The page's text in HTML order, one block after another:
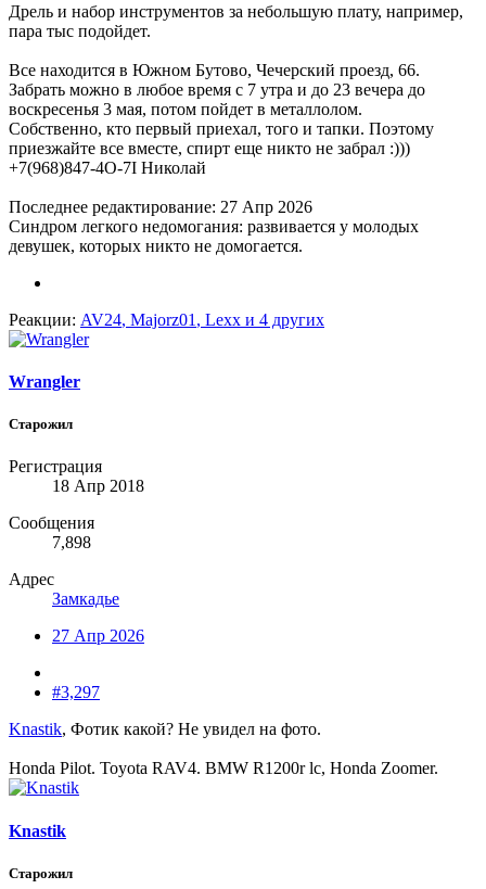
Дрель и набор инструментов за небольшую плату, например,
пара тыс подойдет.
Все находится в Южном Бутово, Чечерский проезд, 66.
Забрать можно в любое время с 7 утра и до 23 вечера до
воскресенья 3 мая, потом пойдет в металлолом.
Собственно, кто первый приехал, того и тапки. Поэтому
приезжайте все вместе, спирт еще никто не забрал :)))
+7(968)847-4О-7I Николай
Последнее редактирование: 27 Апр 2026
Синдром легкого недомогания: развивается у молодых
девушек, которых никто не домогается.
Реакции: AV24, Majorz01 , Lexx и 4 других
Wrangler
Старожил
Регистрация
18 Апр 2018
Сообщения
7,898
Адрес
Замкадье
27 Апр 2026
#3,297
Knastik, Фотик какой? Не увидел на фото.
Honda Pilot. Toyota RAV4. BMW R1200r lc, Honda Zoomer.
Knastik
Старожил